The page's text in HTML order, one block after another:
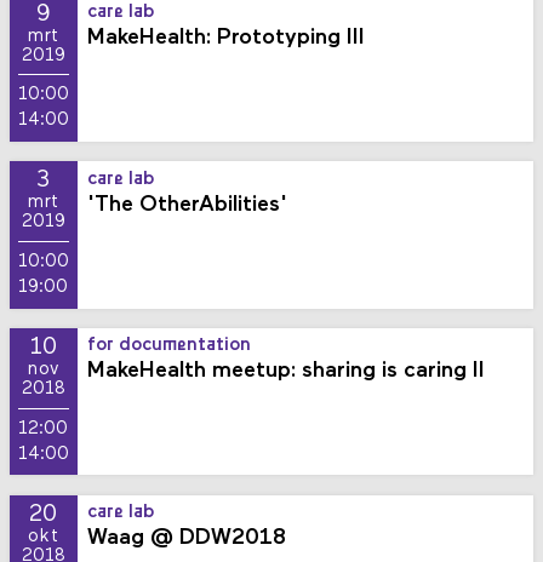
9
mrt
2019
10:00
14:00
care lab
MakeHealth: Prototyping III
3
mrt
2019
10:00
19:00
care lab
'The OtherAbilities'
10
nov
2018
12:00
14:00
for documentation
MakeHealth meetup: sharing is caring II
20
okt
2018
care lab
Waag @ DDW2018